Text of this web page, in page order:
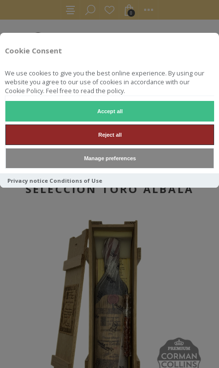
Cookie Consent
We use cookies to give you the best online experience. By using our
website you agree to our use of cookies in accordance with our
Cookie Policy. Feel free to read the policy.
Accept all
Reject all
Manage preferences
Privacy notice Conditions of Use
0
AMONTILLADO 75 CL 1952 SELECCION TORO ALBALA
AMONTILLADO 75 CL 1952
SELECCION TORO ALBALA